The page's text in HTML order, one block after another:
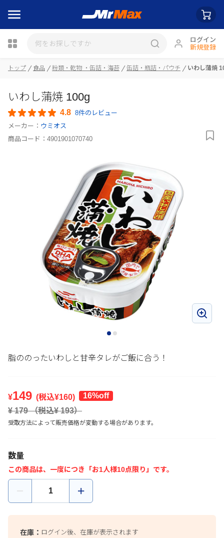
ログイン
新規登録
瓶詰
トップ 食品 粉類・乾物 ・缶詰・海苔 缶詰・瓶詰・パウチ いわし蒲焼
いわし蒲焼 100g
4.8 8件のレビュー
メーカー： ウミオス
商品コード： 4901901070740
脂ののったいわしと甘辛タレがご飯に合う！
¥149 (税込¥160)
16%off
¥ 179（税込¥193）
受取方法によって販売価格が変動する場合があります。
数量
この商品は、一度につき「お1人様10点限り」です。
在庫： ログイン後、在庫が表示されます